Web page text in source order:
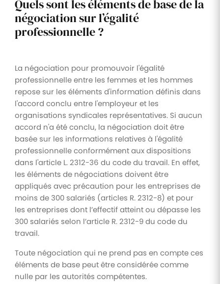
Quels sont les éléments de base de la
négociation sur l’égalité
professionnelle ?
La négociation pour promouvoir l'égalité
professionnelle entre les femmes et les hommes
repose sur les éléments d'information définis dans
l'accord conclu entre l'employeur et les
organisations syndicales représentatives. Si aucun
accord n'a été conclu, la négociation doit être
basée sur les informations relatives à l'égalité
professionnelle conformément aux dispositions
dans l'article L. 2312-36 du code du travail. En effet,
les éléments de négociations doivent être
appliqués avec précaution pour les entreprises de
moins de 300 salariés (articles R. 2312-8) et pour
les entreprises dont l’effectif atteint ou dépasse les
300 salariés selon l’article R. 2312-9 du code du
travail.
Toute négociation qui ne prend pas en compte ces
éléments de base peut être considérée comme
nulle par les autorités compétentes.